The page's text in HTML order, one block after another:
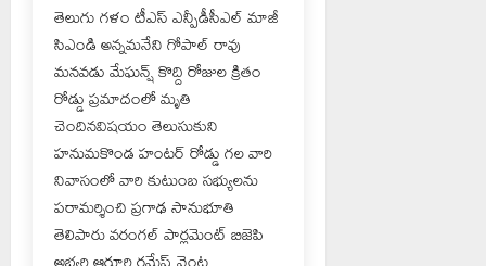
తెలుగు గళం టీఎస్ ఎన్పీడీసీఎల్ మాజీ
సిఎండి అన్నమనేని గోపాల్ రావు
మనవడు మేఘన్ష్ కొద్ది రోజుల క్రితం
రోడ్డు ప్రమాదంలో మృతి
చెందినవిషయం తెలుసుకుని
హనుమకొండ హంటర్ రోడ్డు గల వారి
నివాసంలో వారి కుటుంబ సభ్యులను
పరామర్శించి ప్రగాఢ సానుభూతి
తెలిపారు వరంగల్ పార్లమెంట్ బిజెపి